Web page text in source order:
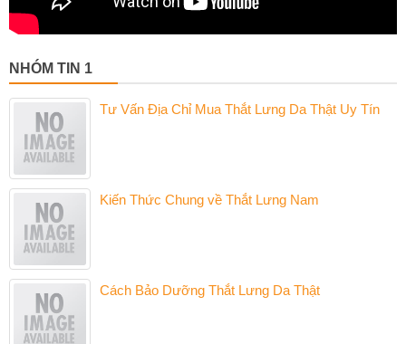
NHÓM TIN 1
Tư Vấn Địa Chỉ Mua Thắt Lưng Da Thật Uy Tín
Kiến Thức Chung về Thắt Lưng Nam
Cách Bảo Dưỡng Thắt Lưng Da Thật